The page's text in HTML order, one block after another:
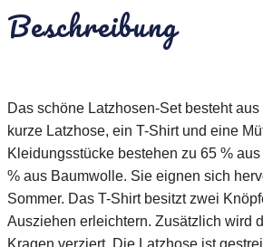
Beschreibung
Das schöne Latzhosen-Set besteht
kurze Latzhose, ein T-Shirt und eine
Kleidungsstücke bestehen zu 65 %
% aus Baumwolle. Sie eignen sich
Sommer. Das T-Shirt besitzt zwei
Ausziehen erleichtern. Zusätzlich wird
Kragen verziert. Die Latzhose ist